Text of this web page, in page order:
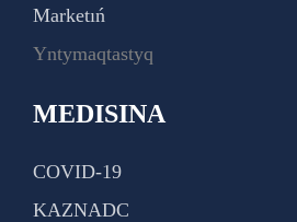
Marketıń
Yntymaqtastyq
MEDISINA
COVID-19
KAZNADC